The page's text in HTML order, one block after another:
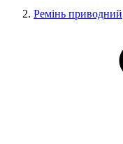
Ремінь приводний